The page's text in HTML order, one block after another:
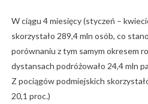
W ciągu 4 miesięcy (styczeń –
skorzystało 289,4 mln osób, co
porównaniu z tym samym okresem
dystansach podróżowało 24,4 mln
Z pociągów podmiejskich
20,1 proc.)